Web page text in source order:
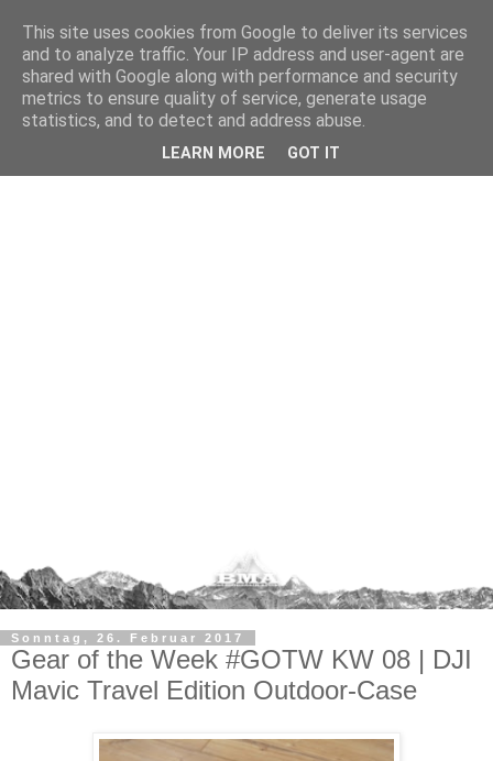
Sonntag, 26. Februar 2017
Gear of the Week #GOTW KW 08 | DJI
Mavic Travel Edition Outdoor-Case
This site uses cookies from Google to deliver its services
and to analyze traffic. Your IP address and user-agent are
shared with Google along with performance and security
metrics to ensure quality of service, generate usage
statistics, and to detect and address abuse.
LEARN MORE GOT IT